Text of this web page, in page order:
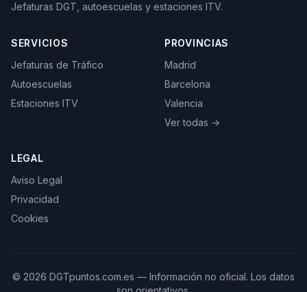
Jefaturas DGT, autoescuelas y estaciones ITV.
SERVICIOS
Jefaturas de Tráfico
Autoescuelas
Estaciones ITV
PROVINCIAS
Madrid
Barcelona
Valencia
Ver todas →
LEGAL
Aviso Legal
Privacidad
Cookies
© 2026 DGTpuntos.com.es — Información no oficial. Los datos